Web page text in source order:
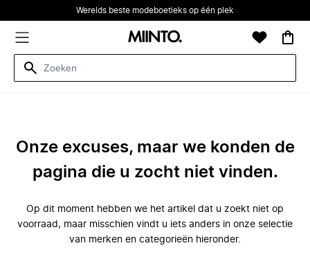
Werelds beste modeboetieks op één plek
Onze excuses, maar we konden de
pagina die u zocht niet vinden.
Op dit moment hebben we het artikel dat u zoekt niet op
voorraad, maar misschien vindt u iets anders in onze selectie
van merken en categorieën hieronder.